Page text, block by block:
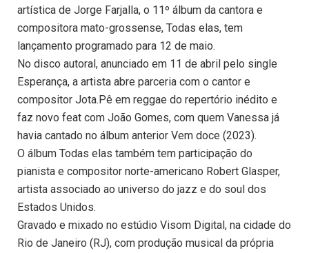
artística de Jorge Farjalla, o 11º álbum da cantora e
compositora mato-grossense, Todas elas, tem
lançamento programado para 12 de maio.
No disco autoral, anunciado em 11 de abril pelo single
Esperança, a artista abre parceria com o cantor e
compositor Jota.Pê em reggae do repertório inédito e
faz novo feat com João Gomes, com quem Vanessa já
havia cantado no álbum anterior Vem doce (2023).
O álbum Todas elas também tem participação do
pianista e compositor norte-americano Robert Glasper,
artista associado ao universo do jazz e do soul dos
Estados Unidos.
Gravado e mixado no estúdio Visom Digital, na cidade do
Rio de Janeiro (RJ), com produção musical da própria